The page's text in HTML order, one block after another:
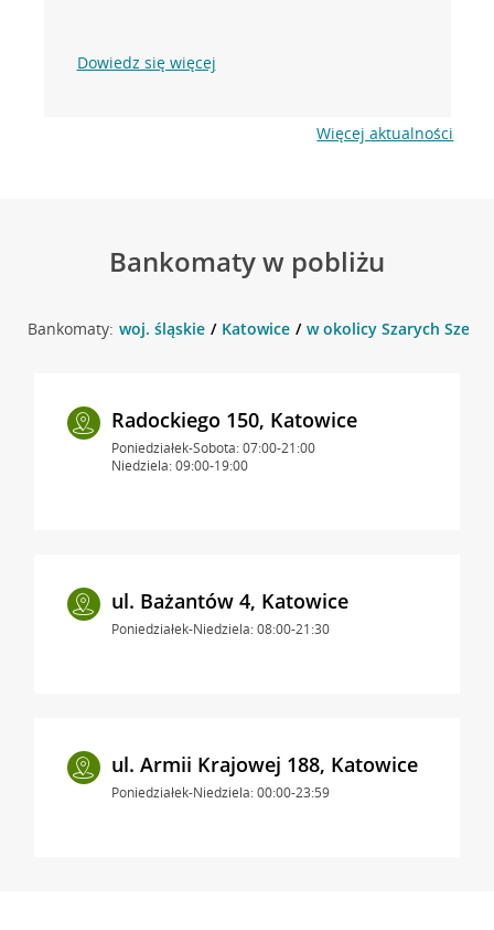
Dowiedz się więcej
Więcej aktualności
Bankomaty w pobliżu
Bankomaty: woj. śląskie Katowice w okolicy Szarych
Radockiego 150, Katowice
Poniedziałek-Sobota: 07:00-21:00
Niedziela: 09:00-19:00
ul. Bażantów 4, Katowice
Poniedziałek-Niedziela: 08:00-21:30
ul. Armii Krajowej 188, Katowice
Poniedziałek-Niedziela: 00:00-23:59